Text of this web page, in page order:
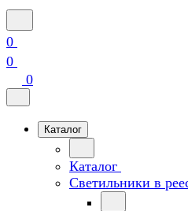
0
0
0
Каталог
Каталог
Светильники в